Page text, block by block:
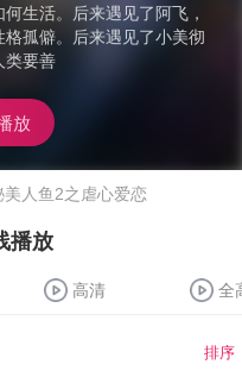
生活。后来遇见了阿飞，
孤僻。后来遇见了小美彻
类要善
放
美人鱼2之虐心爱恋
播放
高清 全
排序